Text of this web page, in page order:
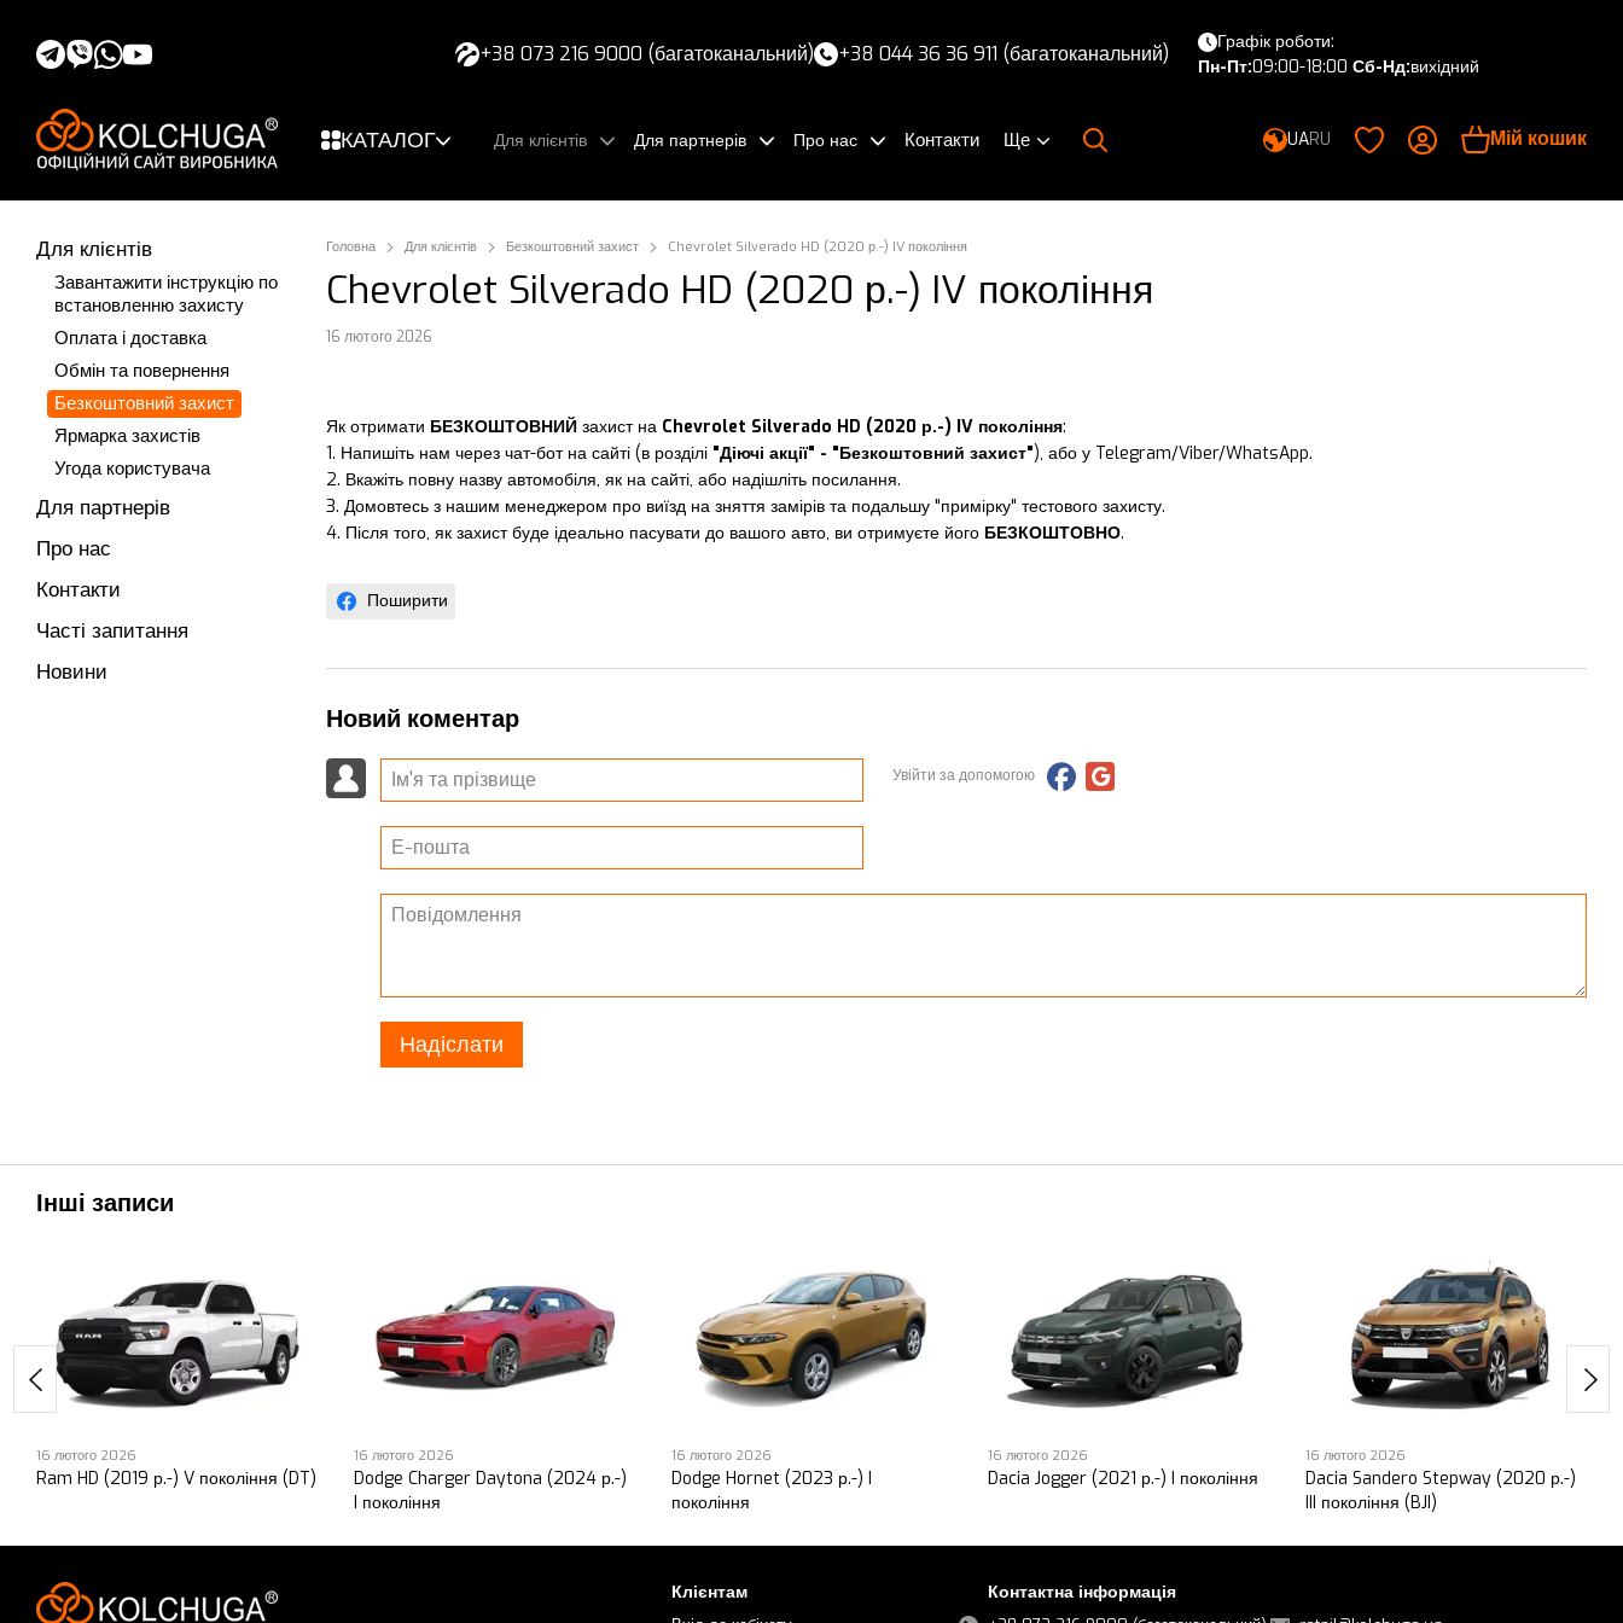
+38 073 216 9000 (багатоканальний) +38 044 36 36 911 (багатоканальний)
Графік роботи:
Пн-Пт:09:00-18:00 Сб-Нд:вихідний
КАТАЛОГ Для клієнтів Для партнерів Про нас Контакти Ще UARU Мій кошик
Головна Для клієнтів Безкоштовний захист Chevrolet Silverado HD (2020 р.-) IV покоління
Chevrolet Silverado HD (2020 р.-) IV покоління
16 лютого 2026
Як отримати БЕЗКОШТОВНИЙ захист на Chevrolet Silverado HD (2020 р.-) IV покоління:
1. Напишіть нам через чат-бот на сайті (в розділі "Діючі акції" - "Безкоштовний захист"), або у Telegram/Viber/WhatsApp.
2. Вкажіть повну назву автомобіля, як на сайті, або надішліть посилання.
3. Домовтесь з нашим менеджером про виїзд на зняття замірів та подальшу "примірку" тестового захисту.
4. Після того, як захист буде ідеально пасувати до вашого авто, ви отримуєте його БЕЗКОШТОВНО.
Поширити
Новий коментар
Увійти за допомогою
Надіслати
Для клієнтів
Завантажити інструкцію по
встановленню захисту
Оплата і доставка
Обмін та повернення
Безкоштовний захист
Ярмарка захистів
Угода користувача
Для партнерів
Про нас
Контакти
Часті запитання
Новини
Інші записи
16 лютого 2026
Ram HD (2019 р.-) V покоління (DT)
16 лютого 2026
Dodge Charger Daytona (2024 р.-)
I покоління
16 лютого 2026
Dodge Hornet (2023 р.-) I
покоління
16 лютого 2026
Dacia Jogger (2021 р.-) I покоління
16 лютого 2026
Dacia Sandero Stepway (2020 р.-)
III покоління (BJI)
Клієнтам Контактна інформація